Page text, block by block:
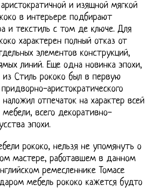
и изящной мягкой
в интерьере подбирают
и текстиль с том де ключе. Для
характерен полный отказ от
элементов конструкций,
линий. Еще одна новинка эпохи,
из Стиль рококо был в первую
аристократического
отпечаток на характер всей
всего декоративно-
эпохи.
рококо, нельзя не упомянуть о
мастере, работавшем в данном
ремесленнике Томасе
мебель рококо кажется будто